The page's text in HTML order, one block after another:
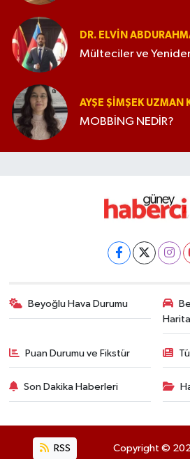
DR. ELVIN
Mülteciler ve
AYŞE ŞIMŞEK UZMAN
MOBBİNG NEDİR?
Beyoğlu Hava Durumu
Puan Durumu ve Fikstür
Son Dakika Haberleri
RSS Copyright ©